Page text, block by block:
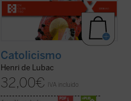
Catolicismo
Henri de Lubac
32,00€ IVA incluido